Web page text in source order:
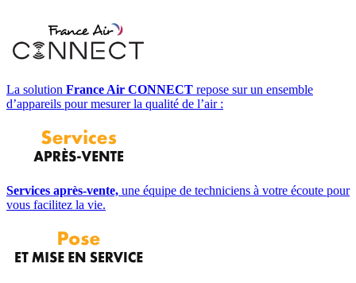
La solution France Air CONNECT repose sur un ensemble
d’appareils pour mesurer la qualité de l’air :
Services après-vente, une équipe de techniciens à votre écoute pour
vous facilitez la vie.